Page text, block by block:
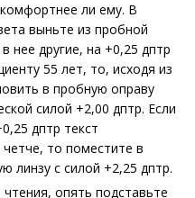
ли ему. В
выньте из пробной
нее другие, на +0,25 дптр
55 лет, то, исходя из
в пробную оправу
силой +2,00 дптр. Если
дптр текст
то поместите в
линзу с силой +2,25 дптр.
опять подставьте